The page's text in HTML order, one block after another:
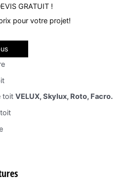
GRATUIT !
pour votre projet!
toit VELUX, Skylux, Roto, Facro.